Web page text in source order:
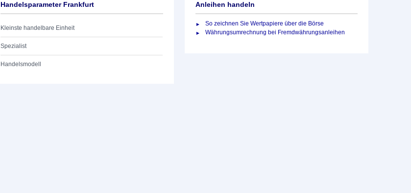
Handelsparameter Frankfurt
Kleinste handelbare Einheit
Spezialist
Handelsmodell
Anleihen handeln
So zeichnen Sie Wertpapiere über die Börse
Währungsumrechnung bei Fremdwährungsanleihen